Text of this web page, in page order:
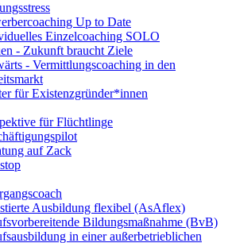
Up to Date
Einzelcoaching SOLO
- Zukunft braucht Ziele
- Vermittlungscoaching in den
für Existenzgründer*innen
für Flüchtlinge
auf Zack
Ausbildung flexibel (AsAflex)
Bildungsmaßnahme (BvB)
in einer außerbetrieblichen